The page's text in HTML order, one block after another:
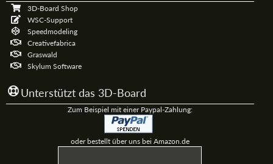
3D-Board Shop
WSC-Support
Speedmodeling
Creativefabrica
Graswald
Skylum Software
Unterstützt das 3D-Board
Zum Beispiel mit einer Paypal-Zahlung:
oder bestellt über uns bei Amazon.de